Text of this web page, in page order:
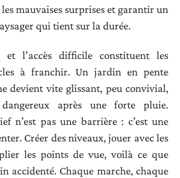
mauvaises surprises et garantir un
qui tient sur la durée.
et l’accès difficile constituent les
à franchir. Un jardin en pente
devient vite glissant, peu convivial,
après une forte pluie.
n’est pas une barrière : c’est une
Créer des niveaux, jouer avec les
les points de vue, voilà ce que
accidenté. Chaque marche, chaque